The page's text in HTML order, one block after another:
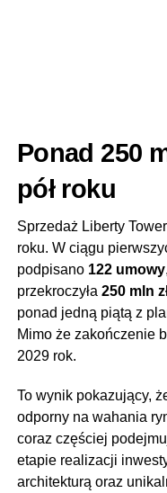
Ponad 250
pół roku
Sprzedaż Liberty
roku. W ciągu
podpisano 122 umowy
przekroczyła 250 mln
ponad jedną piątą z
Mimo że zakończenie
2029 rok.
To wynik pokazujący,
odporny na wahania
coraz częściej
etapie realizacji
architekturą oraz